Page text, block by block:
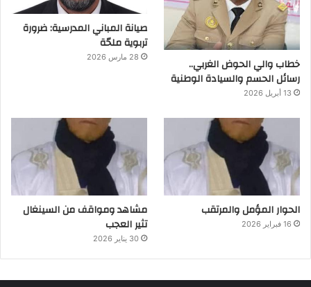
خطاب والي الحوض الغربي..
رسائل الحسم والسيادة الوطنية
13 أبريل 2026
صيانة المباني المدرسية: ضرورة
تربوية ملحّة
28 مارس 2026
الحوار المؤمل والمرتقب
16 فبراير 2026
مشاهد ومواقف من السينغال
تثير العجب
30 يناير 2026